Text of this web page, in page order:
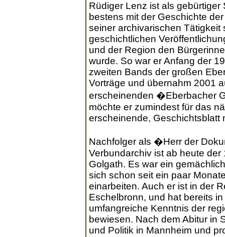
Rüdiger Lenz ist als
bestens mit der Geschichte
seiner archivarischen Tätigkeit
geschichtlichen
und der Region den
wurde. So war er Anfang der
zweiten Bands der großen
Vorträge und übernahm 2001
erscheinenden �Eberbacher
möchte er zumindest für das
erscheinende, Geschichtsblatt
Nachfolger als �Herr der
Verbundarchiv ist ab heute
Golgath. Es war ein
sich schon seit ein paar
einarbeiten. Auch er ist in der
Eschelbronn, und hat bereits
umfangreiche Kenntnis der
bewiesen. Nach dem Abitur in
und Politik in Mannheim und